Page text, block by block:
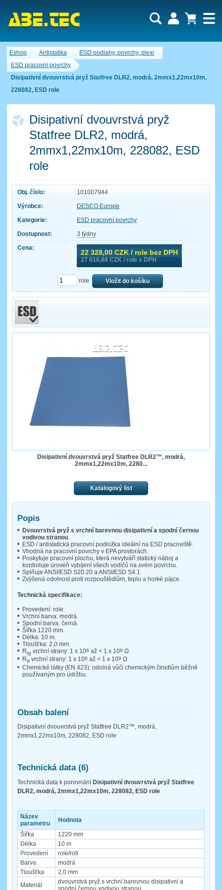
Eshop Antistatika
ESD podlahy, povrchy, plexi
ESD pracovní povrchy
Disipativní dvouvrstvá pryž Statfree DLR2, modrá, 2mmx1,22mx10m,
228082, ESD role
Disipativní dvouvrstvá pryž
Statfree DLR2, modrá,
2mmx1,22mx10m, 228082, ESD
role
Obj. číslo:
101007944
Výrobce:
DESCO Europe
Kategorie:
ESD pracovní povrchy
Dostupnost:
3 týdny
Cena:
22 328,00 CZK / role bez DPH
27 016,88 CZK / role s DPH
role Vložit do košíku
Disipativní dvouvrstvá pryž Statfree DLR2™, modrá,
2mmx1,22mx10m, 2280...
Katalogový list
Popis
Dvouvrstvá pryž s vrchní barevnou disipativní a spodní černou
vodivou stranou.
ESD / antistatická pracovní podložka ideální na ESD pracoviště.
Vhodná na pracovní povrchy v EPA prostorách.
Poskytuje pracovní plochu, která nevytváří statický náboj a
kontroluje úroveň vybíjení všech vodičů na svém povrchu.
Splňuje ANSI/ESD S20.20 a ANSI/ESD S4.1.
Zvýšená odolnost proti rozpouštědlům, teplu a horké pájce.
Technická specifikace:
Provedení: role.
Vrchní barva: modrá.
Spodní barva: černá.
Šířka 1220 mm.
Délka: 10 m.
Tloušťka: 2,0 mm.
Rtg vrchní strany: 1 x 106 až < 1 x 109 Ω.
Rtt vrchní strany: 1 x 106 až < 1 x 109 Ω.
Chemické látky (EN 423): odolná vůči chemickým činidlům běžně
používaným pro údržbu.
Obsah balení
Disipativní dvouvrstvá pryž Statfree DLR2™, modrá,
2mmx1,22mx10m, 228082, ESD role
Technická data (6)
Technická data k porovnání Disipativní dvouvrstvá pryž Statfree
DLR2, modrá, 2mmx1,22mx10m, 228082, ESD role
Název
parametru
Hodnota
Šířka
1220 mm
Délka
10 m
Provedení
role/roll
Barva
modrá
Tloušťka
2,0 mm
Materiál
dvouvrstvá pryž s vrchní barevnou disipativní a
spodní černou vodivou stranou
Nákupní košík je momentálně prázdný.
Počet produktů:0
Cena celkem:
Uživatel:
Heslo:
Zapomenuté heslo Nová registrace